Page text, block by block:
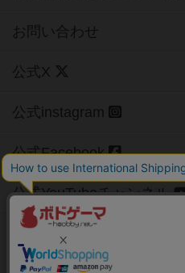
お問い合わせ
公式X
公式instagram
公式Facebook
公式YouTubeチャンネル